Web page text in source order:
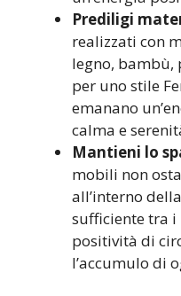
Prediligi
realizzati con
legno, bambù,
per uno stile
emanano
calma e
Mantieni lo
mobili non
all’interno
sufficiente tra
positività di
l’accumulo di